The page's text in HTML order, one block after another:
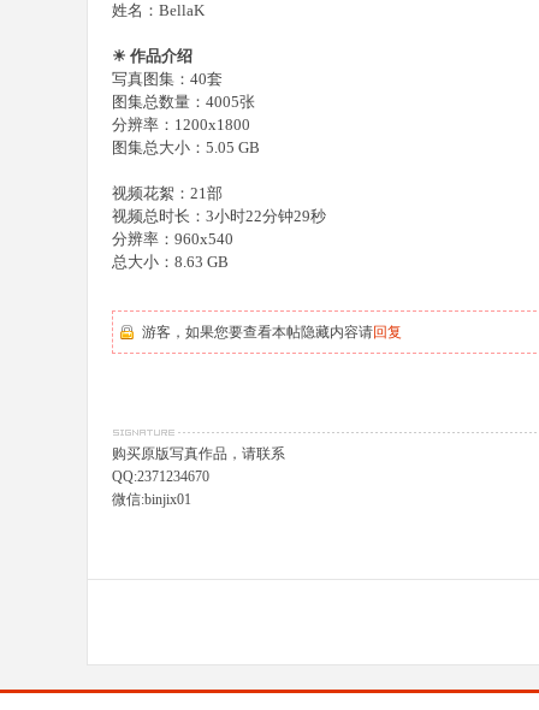
姓名：BellaK
☀ 作品介绍
写真图集：40套
图集总数量：4005张
分辨率：1200x1800
图集总大小：5.05 GB
视频花絮：21部
视频总时长：3小时22分钟29秒
分辨率：960x540
总大小：8.63 GB
游客，如果您要查看本帖隐藏内容请回复
购买原版写真作品，请联系
QQ:2371234670
微信:binjix01